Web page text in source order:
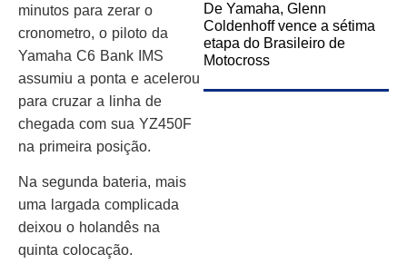
minutos para zerar o
cronometro, o piloto da
Yamaha C6 Bank IMS
assumiu a ponta e acelerou
para cruzar a linha de
chegada com sua YZ450F
na primeira posição.
Na segunda bateria, mais
uma largada complicada
deixou o holandês na
quinta colocação.
De Yamaha, Glenn
Coldenhoff vence a sétima
etapa do Brasileiro de
Motocross